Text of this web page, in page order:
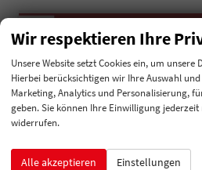
Wir respektieren Ihre
Unsere Website setzt Cookies ein, um
Hierbei berücksichtigen wir Ihre Auswahl
Marketing, Analytics und Personalisierung,
geben. Sie können Ihre Einwilligung
widerrufen.
Alle akzeptieren Einstellungen